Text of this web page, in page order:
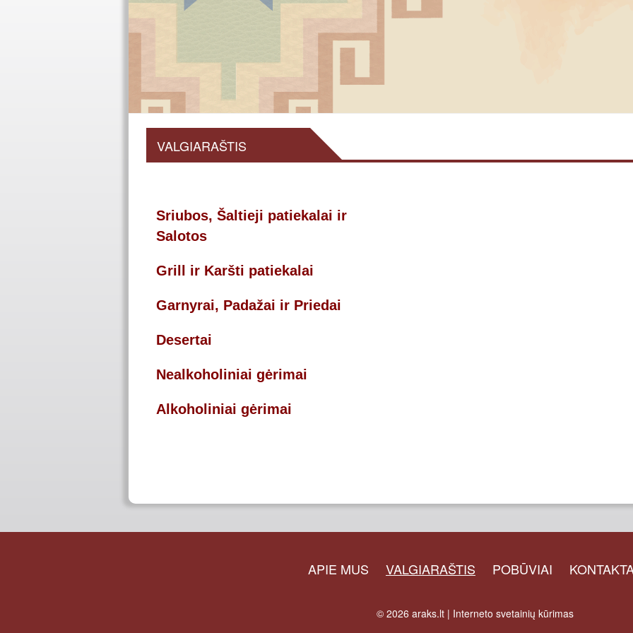
VALGIARAŠTIS
Sriubos, Šaltieji patiekalai ir
Salotos
Grill ir Karšti patiekalai
Garnyrai, Padažai ir Priedai
Desertai
Nealkoholiniai gėrimai
Alkoholiniai gėrimai
APIE MUS VALGIARAŠTIS POBŪVIAI
© 2026 araks.lt | Interneto svetainių kūrimas